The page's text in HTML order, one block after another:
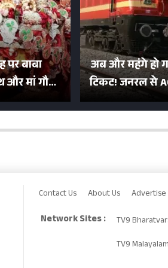
पर बाबा
और मां गौरा
रुपये का
अब और महंगे हो
टिकट! जनरल से
का बढ़ा किराया;
Contact Us About Us Advertise
Network Sites : TV9
TV9 Malayalam